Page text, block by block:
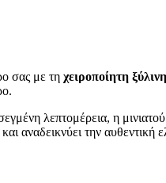
σας με τη χειροποίητη
λεπτομέρεια, η
αναδεικνύει την αυθεντική